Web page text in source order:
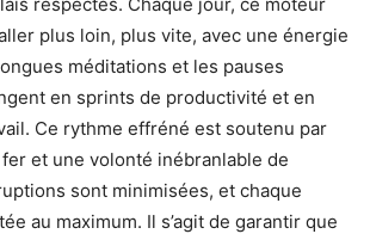
plus loin, plus vite, avec une énergie
méditations et les pauses
en sprints de productivité et en
Ce rythme effréné est soutenu par
et une volonté inébranlable de
sont minimisées, et chaque
au maximum. Il s’agit de garantir que